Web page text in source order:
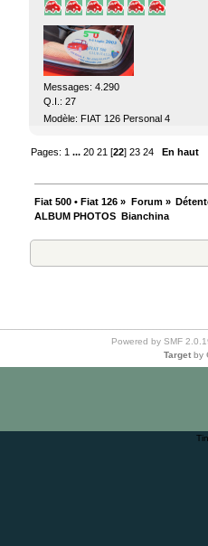
Messages: 4.290
Q.I.: 27
Modèle: FIAT 126 Personal 4
Pages: 1 ...20 21 [22]23 24 En haut
Fiat 500 • Fiat 126 » Forum»
ALBUM PHOTOS  Bianchina
Powered by SMF
Target by